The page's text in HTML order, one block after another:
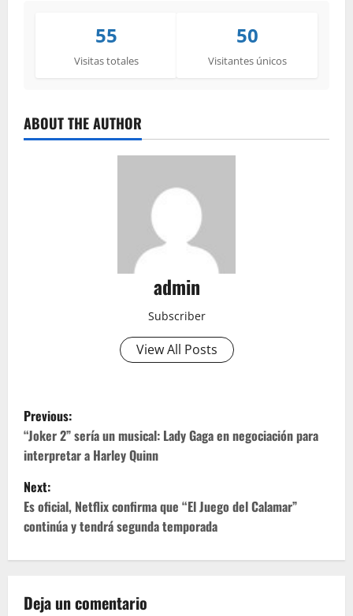
55
Visitas totales
50
Visitantes únicos
ABOUT THE AUTHOR
admin
Subscriber
View All Posts
P
o
s
t
n
v
Previous:
“Joker 2” sería un musical: Lady Gaga en negociación para
interpretar a Harley Quinn
Next:
Es oficial, Netflix confirma que “El Juego del Calamar”
continúa y tendrá segunda temporada
Deja un comentario